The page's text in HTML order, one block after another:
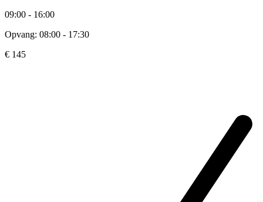
09:00 - 16:00
Opvang: 08:00 - 17:30
€ 145